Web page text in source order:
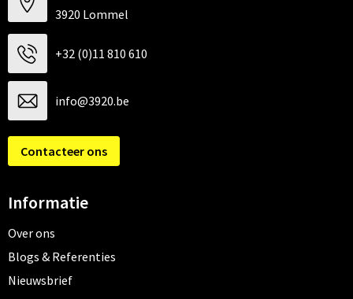
3920 Lommel
+32 (0)11 810 610
info@3920.be
Contacteer ons
Informatie
Over ons
Blogs & Referenties
Nieuwsbrief